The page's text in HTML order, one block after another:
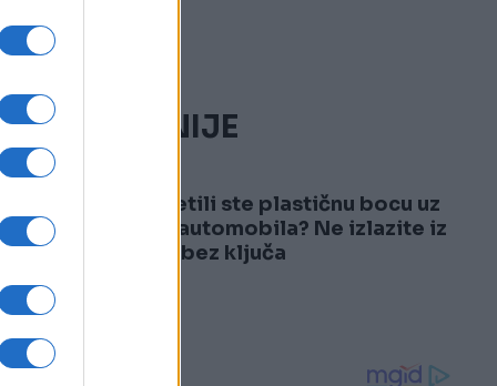
NAJČITANIJE
1
Primijetili ste plastičnu bocu uz
točak automobila? Ne izlazite iz
vozila bez ključa